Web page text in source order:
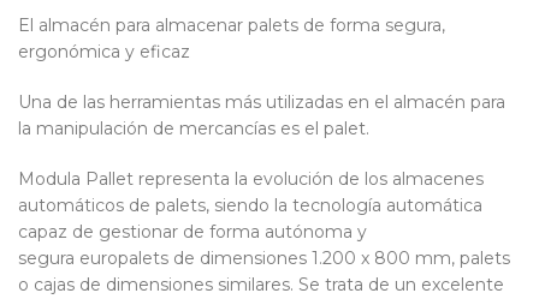
El almacén para almacenar palets de forma segura,
ergonómica y eficaz
Una de las herramientas más utilizadas en el almacén para
la manipulación de mercancías es el palet.
Modula Pallet representa la evolución de los almacenes
automáticos de palets, siendo la tecnología automática
capaz de gestionar de forma autónoma y
segura europalets de dimensiones 1.200 x 800 mm, palets
o cajas de dimensiones similares. Se trata de un excelente